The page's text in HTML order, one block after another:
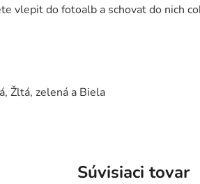
vlepit do fotoalb a schovat do nich
Žltá, zelená a Biela
Súvisiaci tovar